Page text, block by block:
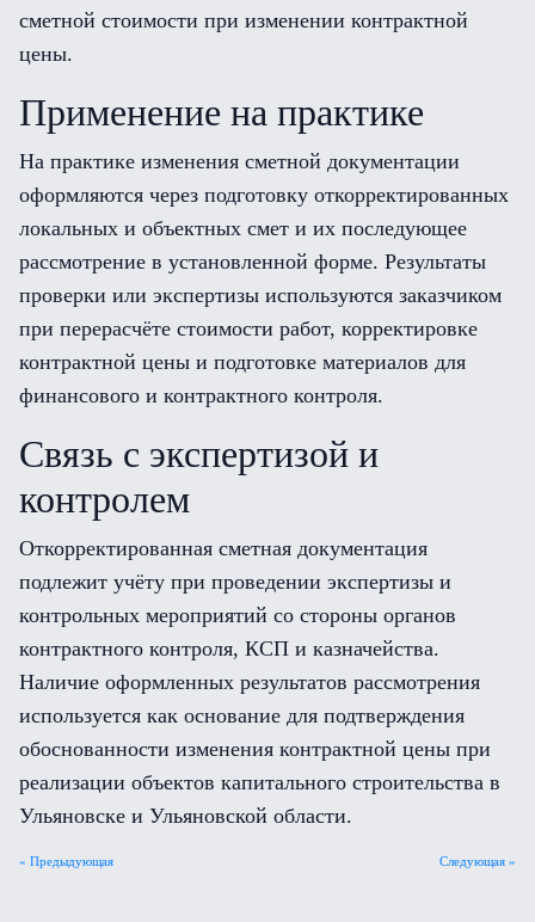
сметной стоимости при изменении контрактной
цены.
Применение на практике
На практике изменения сметной документации
оформляются через подготовку откорректированных
локальных и объектных смет и их последующее
рассмотрение в установленной форме. Результаты
проверки или экспертизы используются заказчиком
при перерасчёте стоимости работ, корректировке
контрактной цены и подготовке материалов для
финансового и контрактного контроля.
Связь с экспертизой и
контролем
Откорректированная сметная документация
подлежит учёту при проведении экспертизы и
контрольных мероприятий со стороны органов
контрактного контроля, КСП и казначейства.
Наличие оформленных результатов рассмотрения
используется как основание для подтверждения
обоснованности изменения контрактной цены при
реализации объектов капитального строительства в
Ульяновске и Ульяновской области.
Следующая »
« Предыдующая